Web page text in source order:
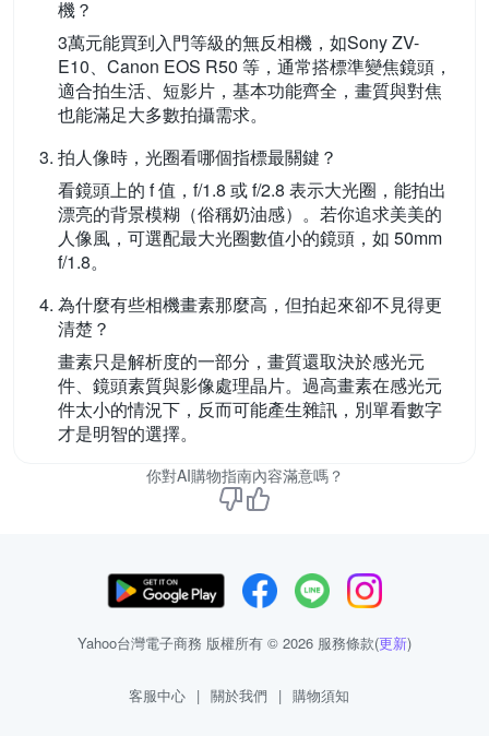
機？
3萬元能買到入門等級的無反相機，如Sony ZV-
E10、Canon EOS R50 等，通常搭標準變焦鏡頭，
適合拍生活、短影片，基本功能齊全，畫質與對焦
也能滿足大多數拍攝需求。
拍人像時，光圈看哪個指標最關鍵？
看鏡頭上的 f 值，f/1.8 或 f/2.8 表示大光圈，能拍出
漂亮的背景模糊（俗稱奶油感）。若你追求美美的
人像風，可選配最大光圈數值小的鏡頭，如 50mm
f/1.8。
為什麼有些相機畫素那麼高，但拍起來卻不見得更
清楚？
畫素只是解析度的一部分，畫質還取決於感光元
件、鏡頭素質與影像處理晶片。過高畫素在感光元
件太小的情況下，反而可能產生雜訊，別單看數字
才是明智的選擇。
你對AI購物指南內容滿意嗎？
Yahoo台灣電子商務 版權所有 © 2026 服務條款(更新)
客服中心 | 關於我們 | 購物須知